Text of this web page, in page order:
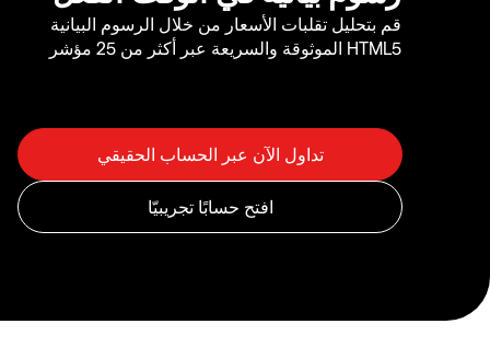
قم بتحليل تقلبات الأسعار من خلال الرسوم البيانية
HTML5 الموثوقة والسريعة عبر أكثر من 25 مؤشر